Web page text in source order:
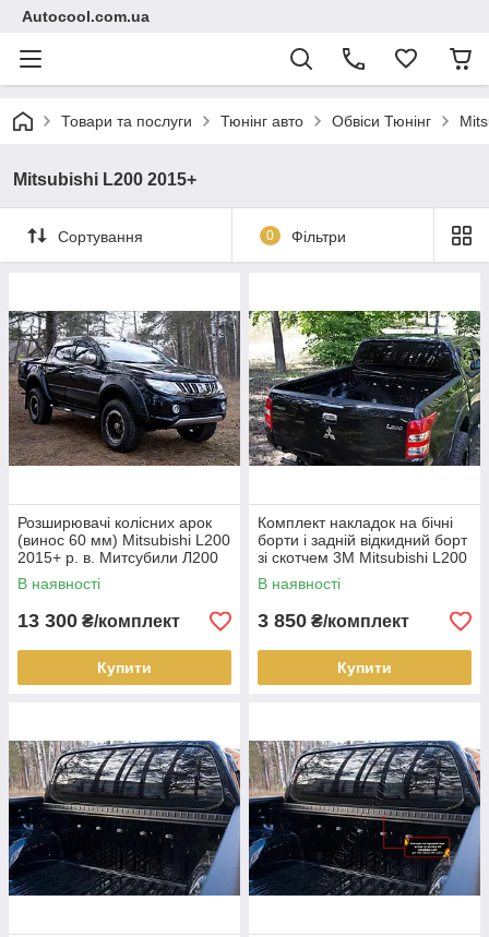
Autocool.com.ua
Товари та послуги Тюнінг авто Обвіси Тюнінг
Mitsubishi L200 2015+
Сортування 0 Фільтри
Розширювачі колісних арок
(винос 60 мм) Mitsubishi L200
2015+ р. в. Митсубили Л200
В наявності
13 300 ₴/комплект
Купити
Комплект накладок на бічні
борти і задній відкидний борт
зі скотчем 3M Mitsubishi L200
2015-
В наявності
3 850 ₴/комплект
Купити